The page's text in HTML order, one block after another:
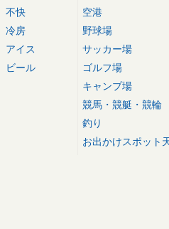
不快
冷房
アイス
ビール
空港
野球場
サッカー場
ゴルフ場
キャンプ場
競馬・競艇・競輪
釣り
お出かけスポット